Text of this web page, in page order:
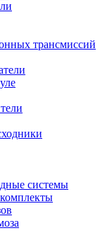
трансмиссий
системы